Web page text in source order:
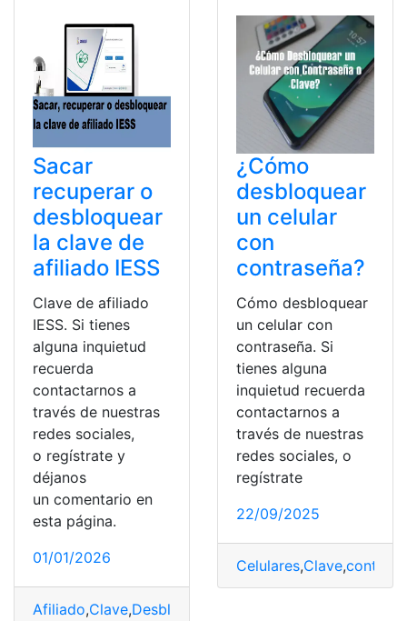
Sacar
recuperar o
desbloquear
la clave de
afiliado IESS
Clave de afiliado
IESS. Si tienes
alguna inquietud
recuerda
contactarnos a
través de nuestras
redes sociales,
o regístrate y
déjanos
un comentario en
esta página.
01/01/2026
Afiliado,Clave,Desbloquear
¿Cómo
desbloquear
un celular
con
contraseña?
Cómo desbloquear
un celular con
contraseña. Si
tienes alguna
inquietud recuerda
contactarnos a
través de nuestras
redes sociales, o
regístrate
22/09/2025
Celulares,Clave,